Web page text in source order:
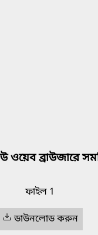
ওয়েব ব্রাউজারে
ফাইল 1
ডাউনলোড করুন